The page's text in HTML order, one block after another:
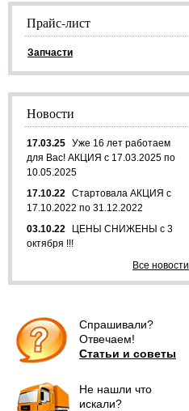
Прайс-лист
Запчасти
Новости
17.03.25 Уже 16 лет работаем
для Вас! АКЦИЯ с 17.03.2025 по
10.05.2025
17.10.22 Стартовала АКЦИЯ с
17.10.2022 по 31.12.2022
03.10.22
ЦЕНЫ СНИЖЕНЫ с 3
октября !!!
Все новости
Спрашивали?
Отвечаем!
Статьи и советы
Не нашли что
искали?